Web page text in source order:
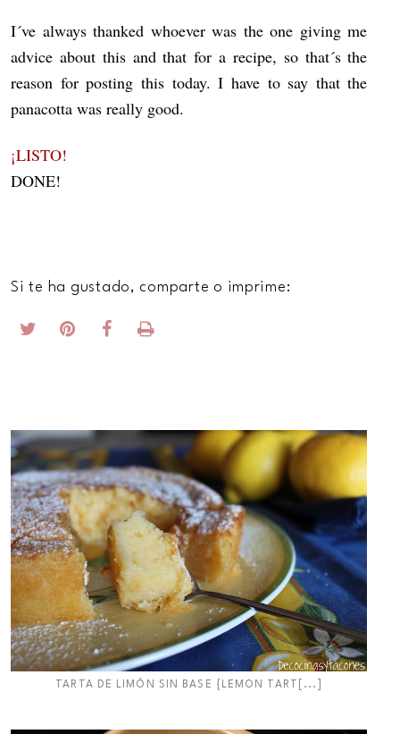
I´ve always thanked whoever was the one giving me
advice about this and that for a recipe, so that´s the
reason for posting this today. I have to say that the
panacotta was really good.
¡LISTO!
DONE!
Si te ha gustado, comparte o imprime:
TARTA DE LIMÓN SIN BASE {LEMON TART[...]